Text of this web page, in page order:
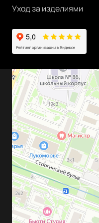
Уход за изделиями